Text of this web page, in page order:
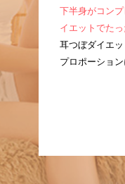
つ
痩
下半身がコン
イエットでた
耳つぼダイエ
プロポーショ